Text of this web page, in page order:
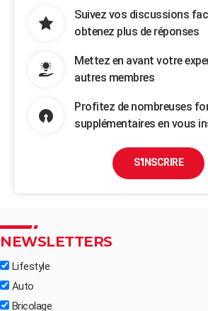
Suivez vos discussions
obtenez plus de réponses
Mettez en avant votre
autres membres
Profitez de nombreuses
supplémentaires en vous
S'INSCRIRE
NEWSLETTERS
Lifestyle
Auto
Bricolage